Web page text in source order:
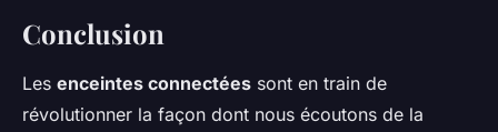
Conclusion
Les enceintes connectées sont en train de
révolutionner la façon dont nous écoutons de la